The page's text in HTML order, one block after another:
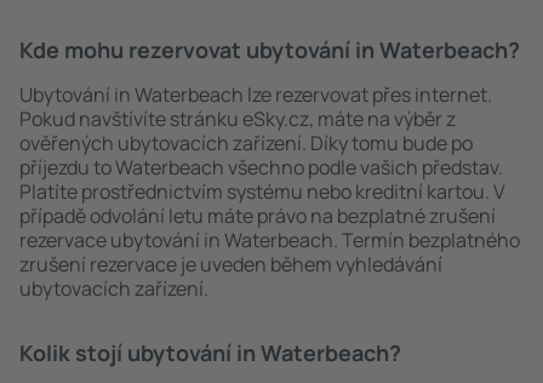
Kde mohu rezervovat ubytování in Waterbeach?
Ubytování in Waterbeach lze rezervovat přes internet.
Pokud navštívíte stránku eSky.cz, máte na výběr z
ověřených ubytovacích zařízení. Díky tomu bude po
příjezdu to Waterbeach všechno podle vašich představ.
Platíte prostřednictvím systému nebo kreditní kartou. V
případě odvolání letu máte právo na bezplatné zrušení
rezervace ubytování in Waterbeach. Termín bezplatného
zrušení rezervace je uveden během vyhledávání
ubytovacích zařízení.
Kolik stojí ubytování in Waterbeach?